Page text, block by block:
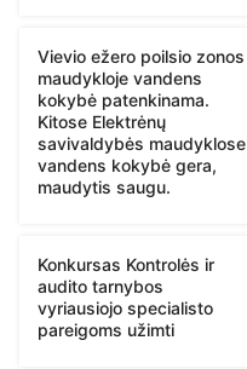
Vievio ežero poilsio zonos
maudykloje vandens
kokybė patenkinama.
Kitose Elektrėnų
savivaldybės maudyklose
vandens kokybė gera,
maudytis saugu.
Konkursas Kontrolės ir
audito tarnybos
vyriausiojo specialisto
pareigoms užimti